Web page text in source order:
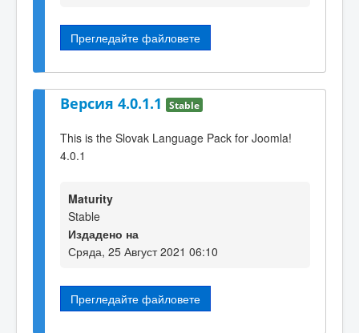
Прегледайте файловете
Версия 4.0.1.1 Stable
This is the Slovak Language Pack for Joomla!
4.0.1
Maturity
Stable
Издадено на
Сряда, 25 Август 2021 06:10
Прегледайте файловете